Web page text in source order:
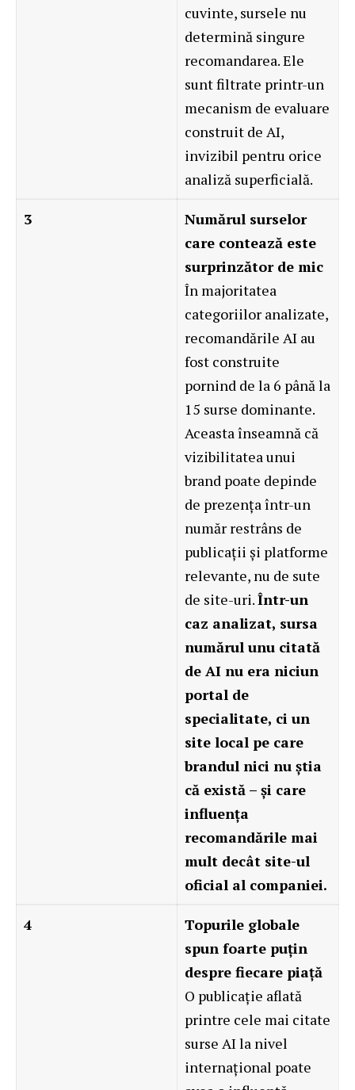
cuvinte, sursele nu
determină singure
recomandarea. Ele
sunt filtrate printr-un
mecanism de evaluare
construit de AI,
invizibil pentru orice
analiză superficială.
3
Numărul surselor
care contează este
surprinzător de mic
În majoritatea
categoriilor analizate,
recomandările AI au
fost construite
pornind de la 6 până la
15 surse dominante.
Aceasta înseamnă că
vizibilitatea unui
brand poate depinde
de prezența într-un
număr restrâns de
publicații și platforme
relevante, nu de sute
de site-uri.Într-un
caz analizat, sursa
numărul unu citată
de AI nu era niciun
portal de
specialitate, ci un
site local pe care
brandul nici nu știa
că există – și care
influența
recomandările mai
mult decât site-ul
oficial al companiei.
4
Topurile globale
spun foarte puțin
despre fiecare piață
O publicație aflată
printre cele mai citate
surse AI la nivel
internațional poate